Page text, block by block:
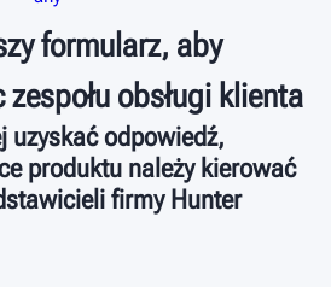
formularz, aby
obsługi klienta
uzyskać odpowiedź,
produktu należy kierować
firmy Hunter